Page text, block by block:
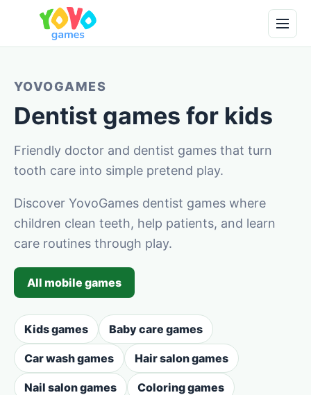
YOVOGAMES
Dentist games for kids
Friendly doctor and dentist games that turn
tooth care into simple pretend play.
Discover YovoGames dentist games where
children clean teeth, help patients, and learn
care routines through play.
All mobile games
Kids games Baby care games
Car wash games Hair salon games
Nail salon games Coloring games